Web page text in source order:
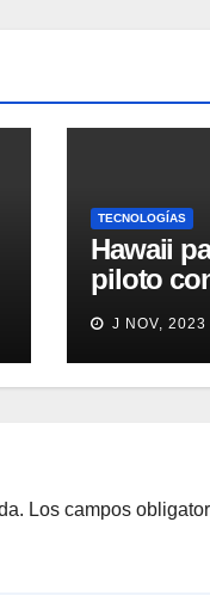
TECNOLOGÍAS
Hawaii
piloto
alimentos
J NOV, 2023
Los campos